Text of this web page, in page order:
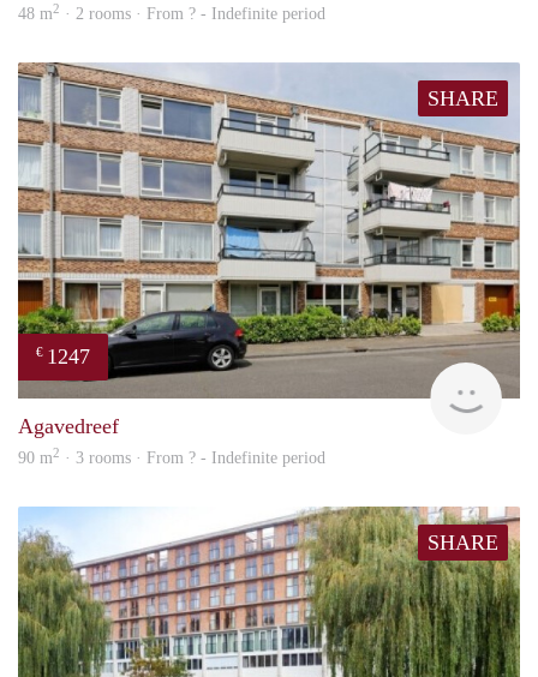
48 m2 · 2 rooms · From ? - Indefinite period
SHARE
€ 1247
Agavedreef
90 m2 · 3 rooms · From ? - Indefinite period
SHARE